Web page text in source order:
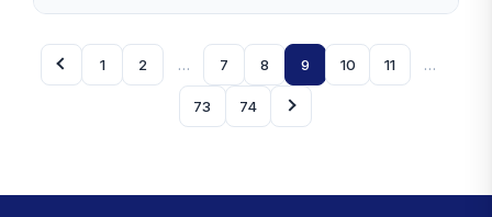
1 2 … 7 8 9 10 11 …
73 74